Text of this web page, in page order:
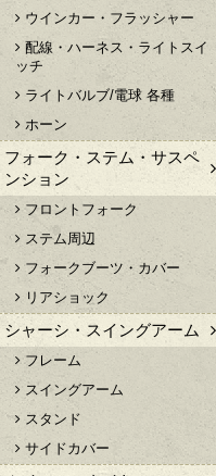
ウインカー・フラッシャー
配線・ハーネス・ライトスイ
ッチ
ライトバルブ/電球 各種
ホーン
フォーク・ステム・サスペ
ンション
フロントフォーク
ステム周辺
フォークブーツ・カバー
リアショック
シャーシ・スイングアーム
フレーム
スイングアーム
スタンド
サイドカバー